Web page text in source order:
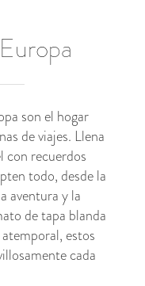
son el hogar
de viajes. Llena
con recuerdos
todo, desde la
aventura y la
de tapa blanda
estos
cada